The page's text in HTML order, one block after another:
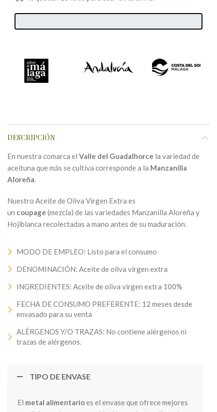
DESCRIPCIÓN
En nuestra comarca el Valle del Guadalhorce la variedad de
aceituna que más se cultiva corresponde a la Manzanilla
Aloreña.
Nuestro Aceite de Oliva Virgen Extra es
un coupage (mezcla) de las variedades Manzanilla Aloreña y
Hojiblanca recolectadas a mano antes de su maduración.
MODO DE EMPLEO: Listo para el consumo
DENOMINACIÓN: Aceite de oliva virgen extra
INGREDIENTES: Aceite de oliva virgen extra 100%
FECHA DE CONSUMO PREFERENTE: 12 meses desde
envasado para su venta
ALÉRGENOS Y/O TRAZAS: No contiene alérgenos ni
trazas de alérgenos.
TIPO DE ENVASE
El metal alimentarioes el envase que ofrece mejores